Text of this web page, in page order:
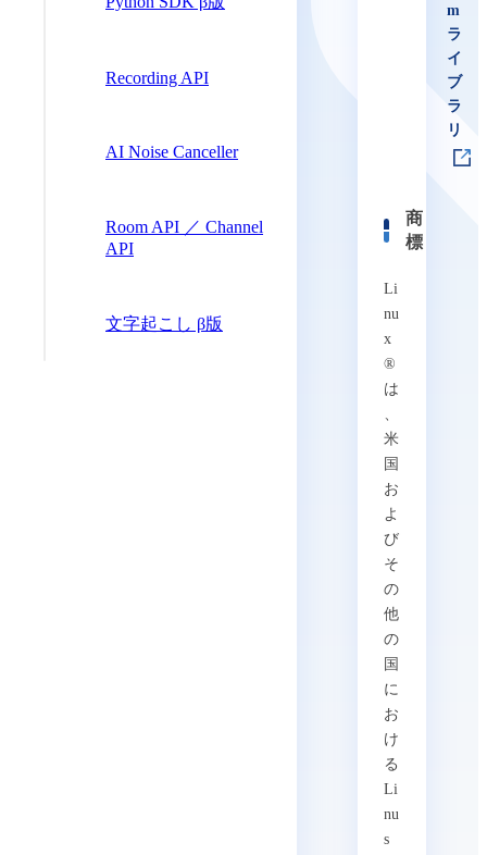
Recording API
AI Noise Canceller
Room API ／ Channel
API
文字起こし β版
m
ラ
イ
ブ
ラ
リ
商
標
Li
nu
x
®︎
は
、
米
国
お
よ
び
そ
の
他
の
国
に
お
け
る
Li
nu
s